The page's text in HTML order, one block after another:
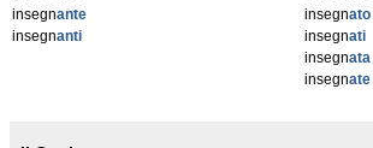
insegnante
insegnanti
insegnato
insegnati
insegnata
insegnate